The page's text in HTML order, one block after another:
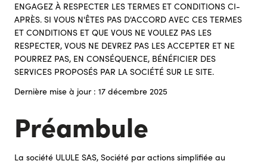
ENGAGEZ À RESPECTER LES TERMES ET CONDITIONS CI-
APRÈS. SI VOUS N'ÊTES PAS D'ACCORD AVEC CES TERMES
ET CONDITIONS ET QUE VOUS NE VOULEZ PAS LES
RESPECTER, VOUS NE DEVREZ PAS LES ACCEPTER ET NE
POURREZ PAS, EN CONSÉQUENCE, BÉNÉFICIER DES
SERVICES PROPOSÉS PAR LA SOCIÉTÉ SUR LE SITE.
Dernière mise à jour : 17 décembre 2025
Préambule
La société ULULE SAS, Société par actions simplifiée au